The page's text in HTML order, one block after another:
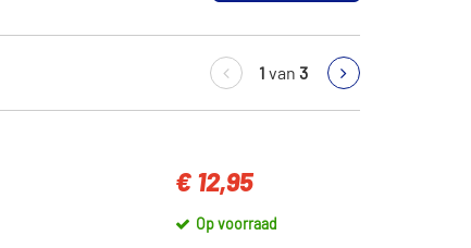
1 van 3
€ 12,95
Op voorraad